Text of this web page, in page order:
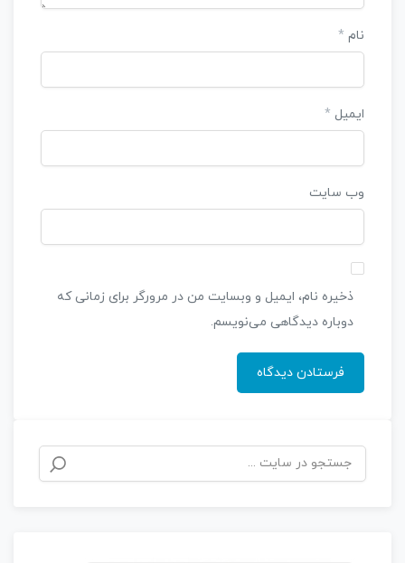
نام *
ایمیل *
وب‌ سایت
ذخیره نام، ایمیل و وبسایت من در مرورگر برای زمانی که
دوباره دیدگاهی می‌نویسم.